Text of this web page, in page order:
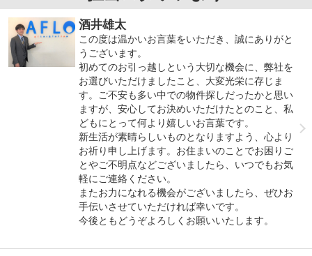
酒井雄太
この度は温かいお言葉をいただき、誠にありがと
うございます。
初めてのお引っ越しという大切な機会に、弊社を
お選びいただけましたこと、大変光栄に存じま
す。ご不安も多い中での物件探しだったかと思い
ますが、安心してお決めいただけたとのこと、私
どもにとって何より嬉しいお言葉です。
新生活が素晴らしいものとなりますよう、心より
お祈り申し上げます。お住まいのことでお困りご
とやご不明点などございましたら、いつでもお気
軽にご連絡ください。
またお力になれる機会がございましたら、ぜひお
手伝いさせていただければ幸いです。
今後ともどうぞよろしくお願いいたします。